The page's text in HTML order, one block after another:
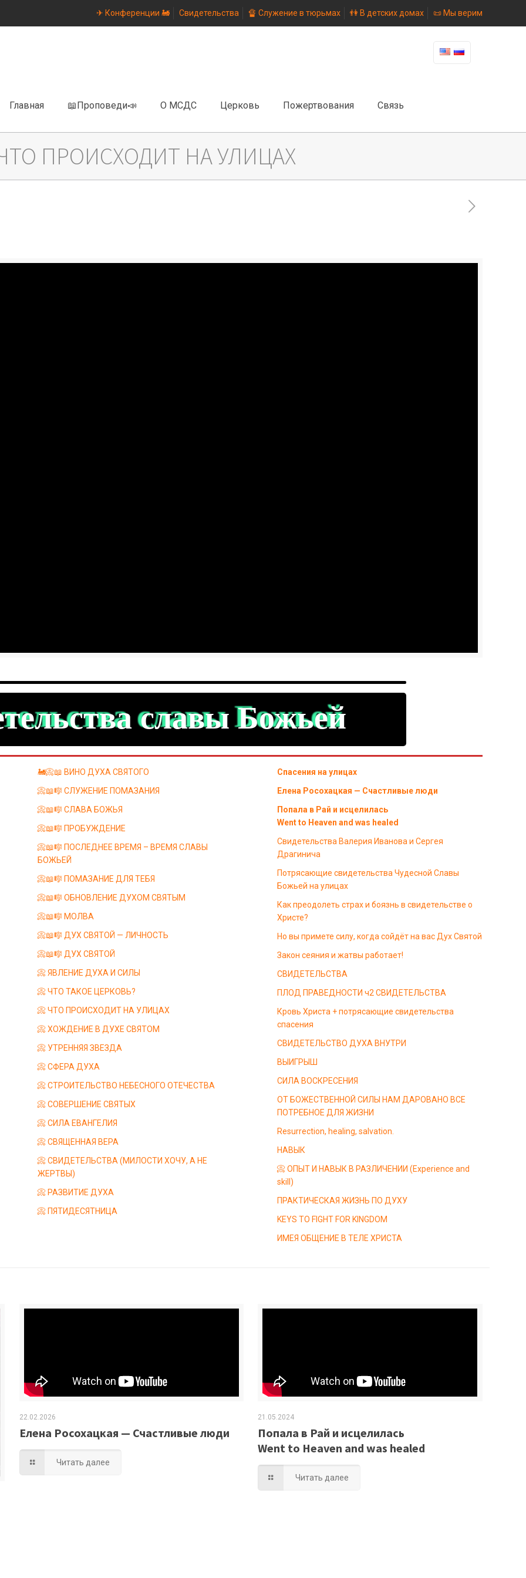
✈ Конференции 🚂 Свидетельства 🔏 Служение в тюрьмах 👫 В детских домах 📜 Мы верим
Главная 📖Проповеди📣 О МСДС Церковь Пожертвования Связь
ПРОИСХОДИТ НА УЛИЦАХ
славы Божьей
🚂📀📖 ВИНО ДУХА СВЯТОГО
📀📖🎼 СЛУЖЕНИЕ ПОМАЗАНИЯ
📀📖🎼 СЛАВА БОЖЬЯ
📀📖🎼 ПРОБУЖДЕНИЕ
📀📖🎼 ПОСЛЕДНЕЕ ВРЕМЯ – ВРЕМЯ СЛАВЫ
БОЖЬЕЙ
📀📖🎼 ПОМАЗАНИЕ ДЛЯ ТЕБЯ
📀📖🎼 ОБНОВЛЕНИЕ ДУХОМ СВЯТЫМ
📀📖🎼 МОЛВА
📀📖🎼 ДУХ СВЯТОЙ — ЛИЧНОСТЬ
📀📖🎼 ДУХ СВЯТОЙ
📀 ЯВЛЕНИЕ ДУХА И СИЛЫ
📀 ЧТО ТАКОЕ ЦЕРКОВЬ?
📀 ЧТО ПРОИСХОДИТ НА УЛИЦАХ
📀 ХОЖДЕНИЕ В ДУХЕ СВЯТОМ
📀 УТРЕННЯЯ ЗВЕЗДА
📀 СФЕРА ДУХА
📀 СТРОИТЕЛЬСТВО НЕБЕСНОГО ОТЕЧЕСТВА
📀 СОВЕРШЕНИЕ СВЯТЫХ
📀 СИЛА ЕВАНГЕЛИЯ
📀 СВЯЩЕННАЯ ВЕРА
📀 СВИДЕТЕЛЬСТВА (МИЛОСТИ ХОЧУ, А НЕ
ЖЕРТВЫ)
📀 РАЗВИТИЕ ДУХА
📀 ПЯТИДЕСЯТНИЦА
Спасения на улицах
Елена Росохацкая — Счастливые люди
Попала в Рай и исцелилась
Went to Heaven and was healed
Свидетельства Валерия Иванова и Сергея
Драгинича
Потрясающие свидетельства Чудесной Славы
Божьей на улицах
Как преодолеть страх и боязнь в свидетельстве о
Христе?
Но вы примете силу, когда сойдёт на вас Дух Святой
Закон сеяния и жатвы работает!
СВИДЕТЕЛЬСТВА
ПЛОД ПРАВЕДНОСТИ ч2 СВИДЕТЕЛЬСТВА
Кровь Христа + потрясающие свидетельства
спасения
СВИДЕТЕЛЬСТВО ДУХА ВНУТРИ
ВЫИГРЫШ
СИЛА ВОСКРЕСЕНИЯ
ОТ БОЖЕСТВЕННОЙ СИЛЫ НАМ ДАРОВАНО ВСЕ
ПОТРЕБНОЕ ДЛЯ ЖИЗНИ
Resurrection, healing, salvation.
НАВЫК
📀 ОПЫТ И НАВЫК В РАЗЛИЧЕНИИ (Experience and
skill)
ПРАКТИЧЕСКАЯ ЖИЗНЬ ПО ДУХУ
KEYS TO FIGHT FOR KINGDOM
ИМЕЯ ОБЩЕНИЕ В ТЕЛЕ ХРИСТА
22.02.2026
Елена Росохацкая — Счастливые люди
Читать далее
21.05.2024
Попала в Рай и исцелилась
Went to Heaven and was healed
Читать далее